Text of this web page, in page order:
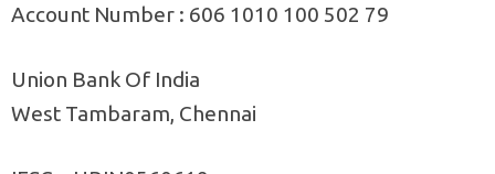
Account Number : 606 1010 100 502 79
Union Bank Of India
West Tambaram, Chennai